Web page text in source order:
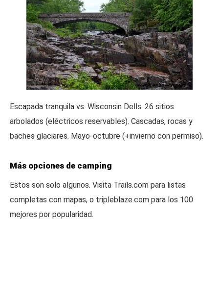
Escapada tranquila vs. Wisconsin Dells. 26 sitios
arbolados (eléctricos reservables). Cascadas, rocas y
baches glaciares. Mayo-octubre (+invierno con permiso).
Más opciones de camping
Estos son solo algunos. Visita Trails.com para listas
completas con mapas, o tripleblaze.com para los 100
mejores por popularidad.